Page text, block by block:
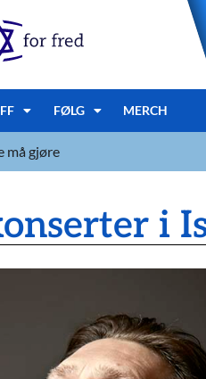
FØLG MERCH
må gjøre
i